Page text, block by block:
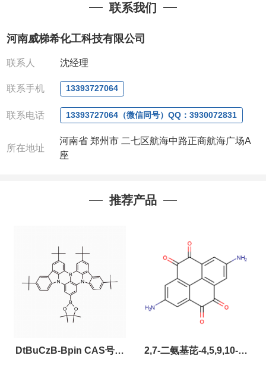
我司对高校及科研单位先发货和
全额退款,并承担所有运费。
:0371-63377391/13393727064
QQ:3930072831
微信 :13393727064
联系人: 沈晓东(欢迎致电
联系我们
河南威梯希化工科技有限公司
联系人 沈经理
联系手机 13393727064
联系电话 13393727064（微信同号）QQ：3930072831
所在地址
河南省 郑州市 二七区航海中路正商航海广场A
座
推荐产品
DtBuCzB-Bpin CAS号： 2,7-二氨基芘-4,5,9,10-四